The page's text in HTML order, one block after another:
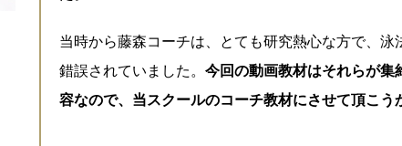
当時から藤森コーチは、とても研究熱心な方で、泳
錯誤されていました。 今回の動画教材はそれらが集
容なので、当スクールのコーチ教材にさせて頂こう